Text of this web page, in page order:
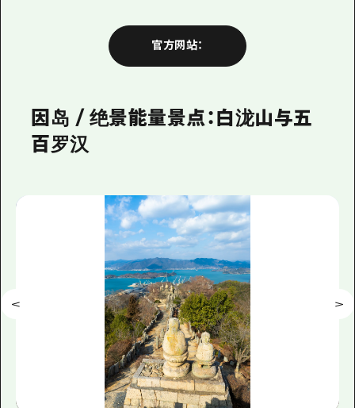
官方网站：
因岛 / 绝景能量景点：白泷山与五
百罗汉